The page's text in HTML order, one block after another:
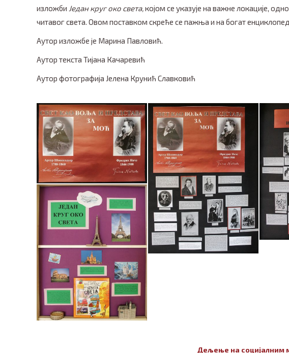
изложби Један круг око света,којом се указује на важне локације,
читавог света. Овом поставком скреће се пажња и на богат
Аутор изложбе је Марина Павловић.
Аутор текста Тијана Качаревић
Aутор фотографија Јелена Крунић Славковић
Дељење на социјалним